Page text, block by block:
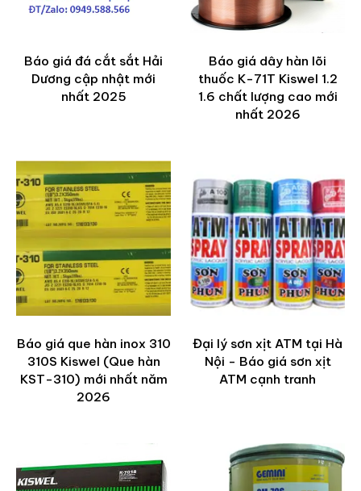
Báo giá đá cắt sắt Hải
Dương cập nhật mới
nhất 2025
Báo giá dây hàn lõi
thuốc K-71T Kiswel 1.2
1.6 chất lượng cao mới
nhất 2026
Báo giá que hàn inox 310
310S Kiswel (Que hàn
KST-310) mới nhất năm
2026
Đại lý sơn xịt ATM tại Hà
Nội - Báo giá sơn xịt
ATM cạnh tranh